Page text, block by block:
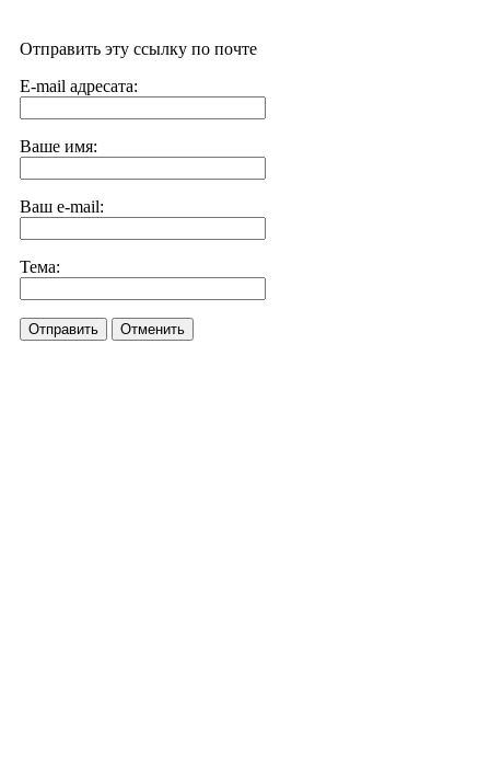
Отправить эту ссылку по почте
E-mail адресата:
Ваше имя:
Ваш e-mail:
Тема:
Отправить Отменить